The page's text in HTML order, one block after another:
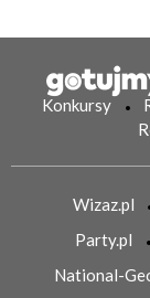
Konkursy
Wizaz.pl
Party.pl
National-